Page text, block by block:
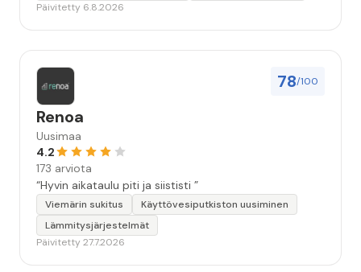
Päivitetty 6.8.2026
78/100
Renoa
Uusimaa
4.2
173 arviota
“Hyvin aikataulu piti ja siististi ”
Viemärin sukitus
Käyttövesiputkiston uusiminen
Lämmitysjärjestelmät
Päivitetty 27.7.2026